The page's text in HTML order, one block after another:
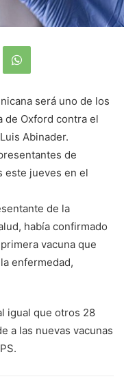
será uno de los
de Oxford contra el
Abinader.
de
este jueves en el
de la
había confirmado
vacuna que
enfermedad,
igual que otros 28
a las nuevas vacunas